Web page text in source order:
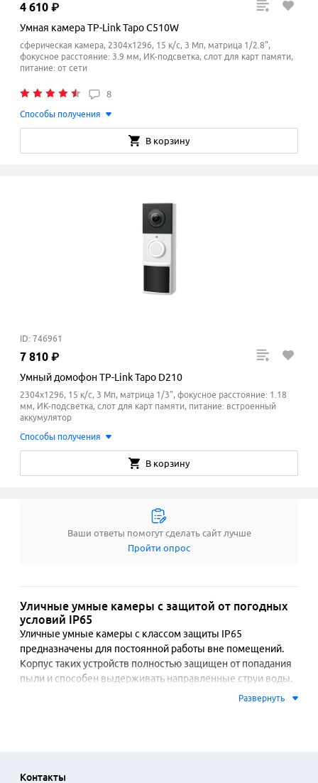
4 610 ₽
Умная камера TP-Link Tapo C510W
сферическая камера, 2304x1296, 15 к/с, 3 Мп, матрица 1/2.8",
фокусное расстояние: 3.9 мм, ИК-подсветка, слот для карт памяти,
питание: от сети
8
Способы получения
В корзину
ID: 746961
7 810 ₽
Умный домофон TP-Link Tapo D210
2304x1296, 15 к/с, 3 Мп, матрица 1/3", фокусное расстояние: 1.18
мм, ИК-подсветка, слот для карт памяти, питание: встроенный
аккумулятор
Способы получения
В корзину
Ваши ответы помогут сделать сайт лучше
Пройти опрос
Уличные умные камеры с защитой от погодных
условий IP65
Уличные умные камеры с классом защиты IP65
предназначены для постоянной работы вне помещений.
Корпус таких устройств полностью защищен от попадания
пыли и способен выдерживать направленные струи воды.
Это позволяет технике функционировать в дождь, Развернуть
Контакты